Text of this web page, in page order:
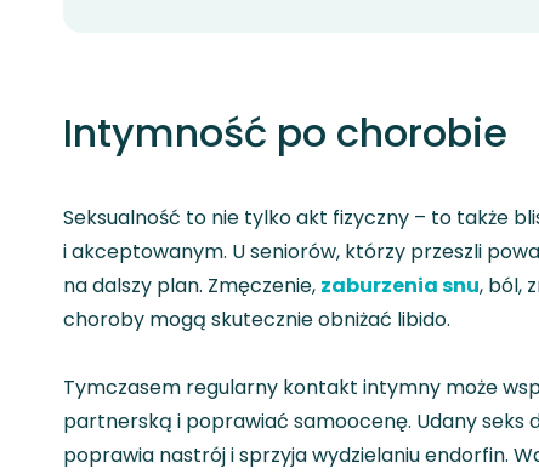
Intymność po chorobie
Seksualność to nie tylko akt fizyczny – to także
i akceptowanym. U seniorów, którzy przeszli
na dalszy plan. Zmęczenie, zaburzenia snu, ból,
choroby mogą skutecznie obniżać libido.
Tymczasem regularny kontakt intymny może
partnerską i poprawiać samoocenę. Udany seks
poprawia nastrój i sprzyja wydzielaniu endorfin.